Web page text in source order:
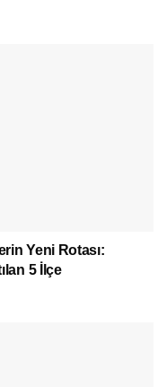
Yeni Rotası:
5 İlçe